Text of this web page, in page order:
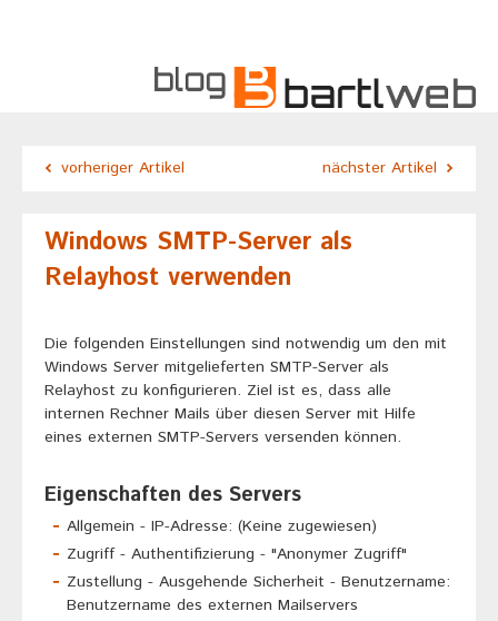
nächster Artikel
vorheriger Artikel
Windows SMTP-Server als
Relayhost verwenden
Die folgenden Einstellungen sind notwendig um den mit
Windows Server mitgelieferten SMTP-Server als
Relayhost zu konfigurieren. Ziel ist es, dass alle
internen Rechner Mails über diesen Server mit Hilfe
eines externen SMTP-Servers versenden können.
Eigenschaften des Servers
Allgemein - IP-Adresse: (Keine zugewiesen)
Zugriff - Authentifizierung - "Anonymer Zugriff"
Zustellung - Ausgehende Sicherheit - Benutzername:
Benutzername des externen Mailservers